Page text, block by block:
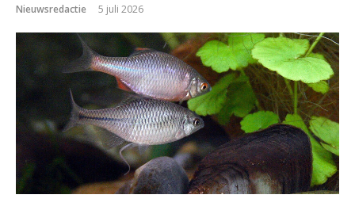
Nieuwsredactie 5 juli 2026